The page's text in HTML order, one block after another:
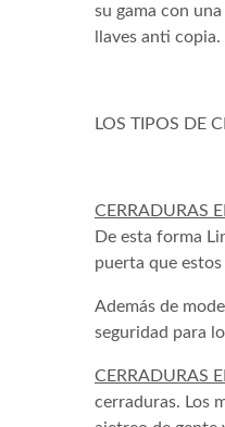
su gama con
llaves anti copia.
LOS TIPOS DE
CERRADURAS
De esta forma
puerta que estos
Además de
seguridad para
CERRADURAS
cerraduras. Los